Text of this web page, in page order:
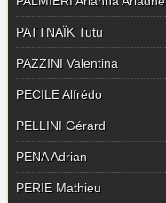
PATTNAÏK Tutu
PAZZINI Valentina
PECILE Alfrédo
PELLINI Gérard
PENA Adrian
PERIE Mathieu